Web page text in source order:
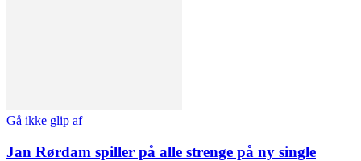
Gå ikke glip af
Jan Rørdam spiller på alle strenge på ny single